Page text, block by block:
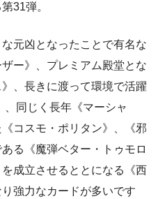
31弾。
元凶となったことで有名な
ー》、プレミアム殿堂とな
、長きに渡って環境で活躍
、同じく長年《マーシャ
コスモ・ポリタン》、《邪
る《魔弾ベター・トゥモロ
成立させるととになる《西
強力なカードが多いです